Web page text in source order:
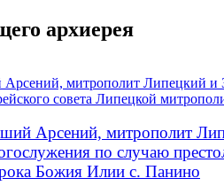
архиерея
митрополит Липецкий и
совета Липецкой
Арсений, митрополит
по случаю
Божия Илии с. Панино